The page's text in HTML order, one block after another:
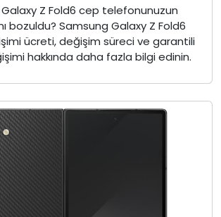
Z Fold6 cep telefonunuzun
bozuldu? Samsung Galaxy Z Fold6
ücreti, değişim süreci ve garantili
hakkında daha fazla bilgi edinin.